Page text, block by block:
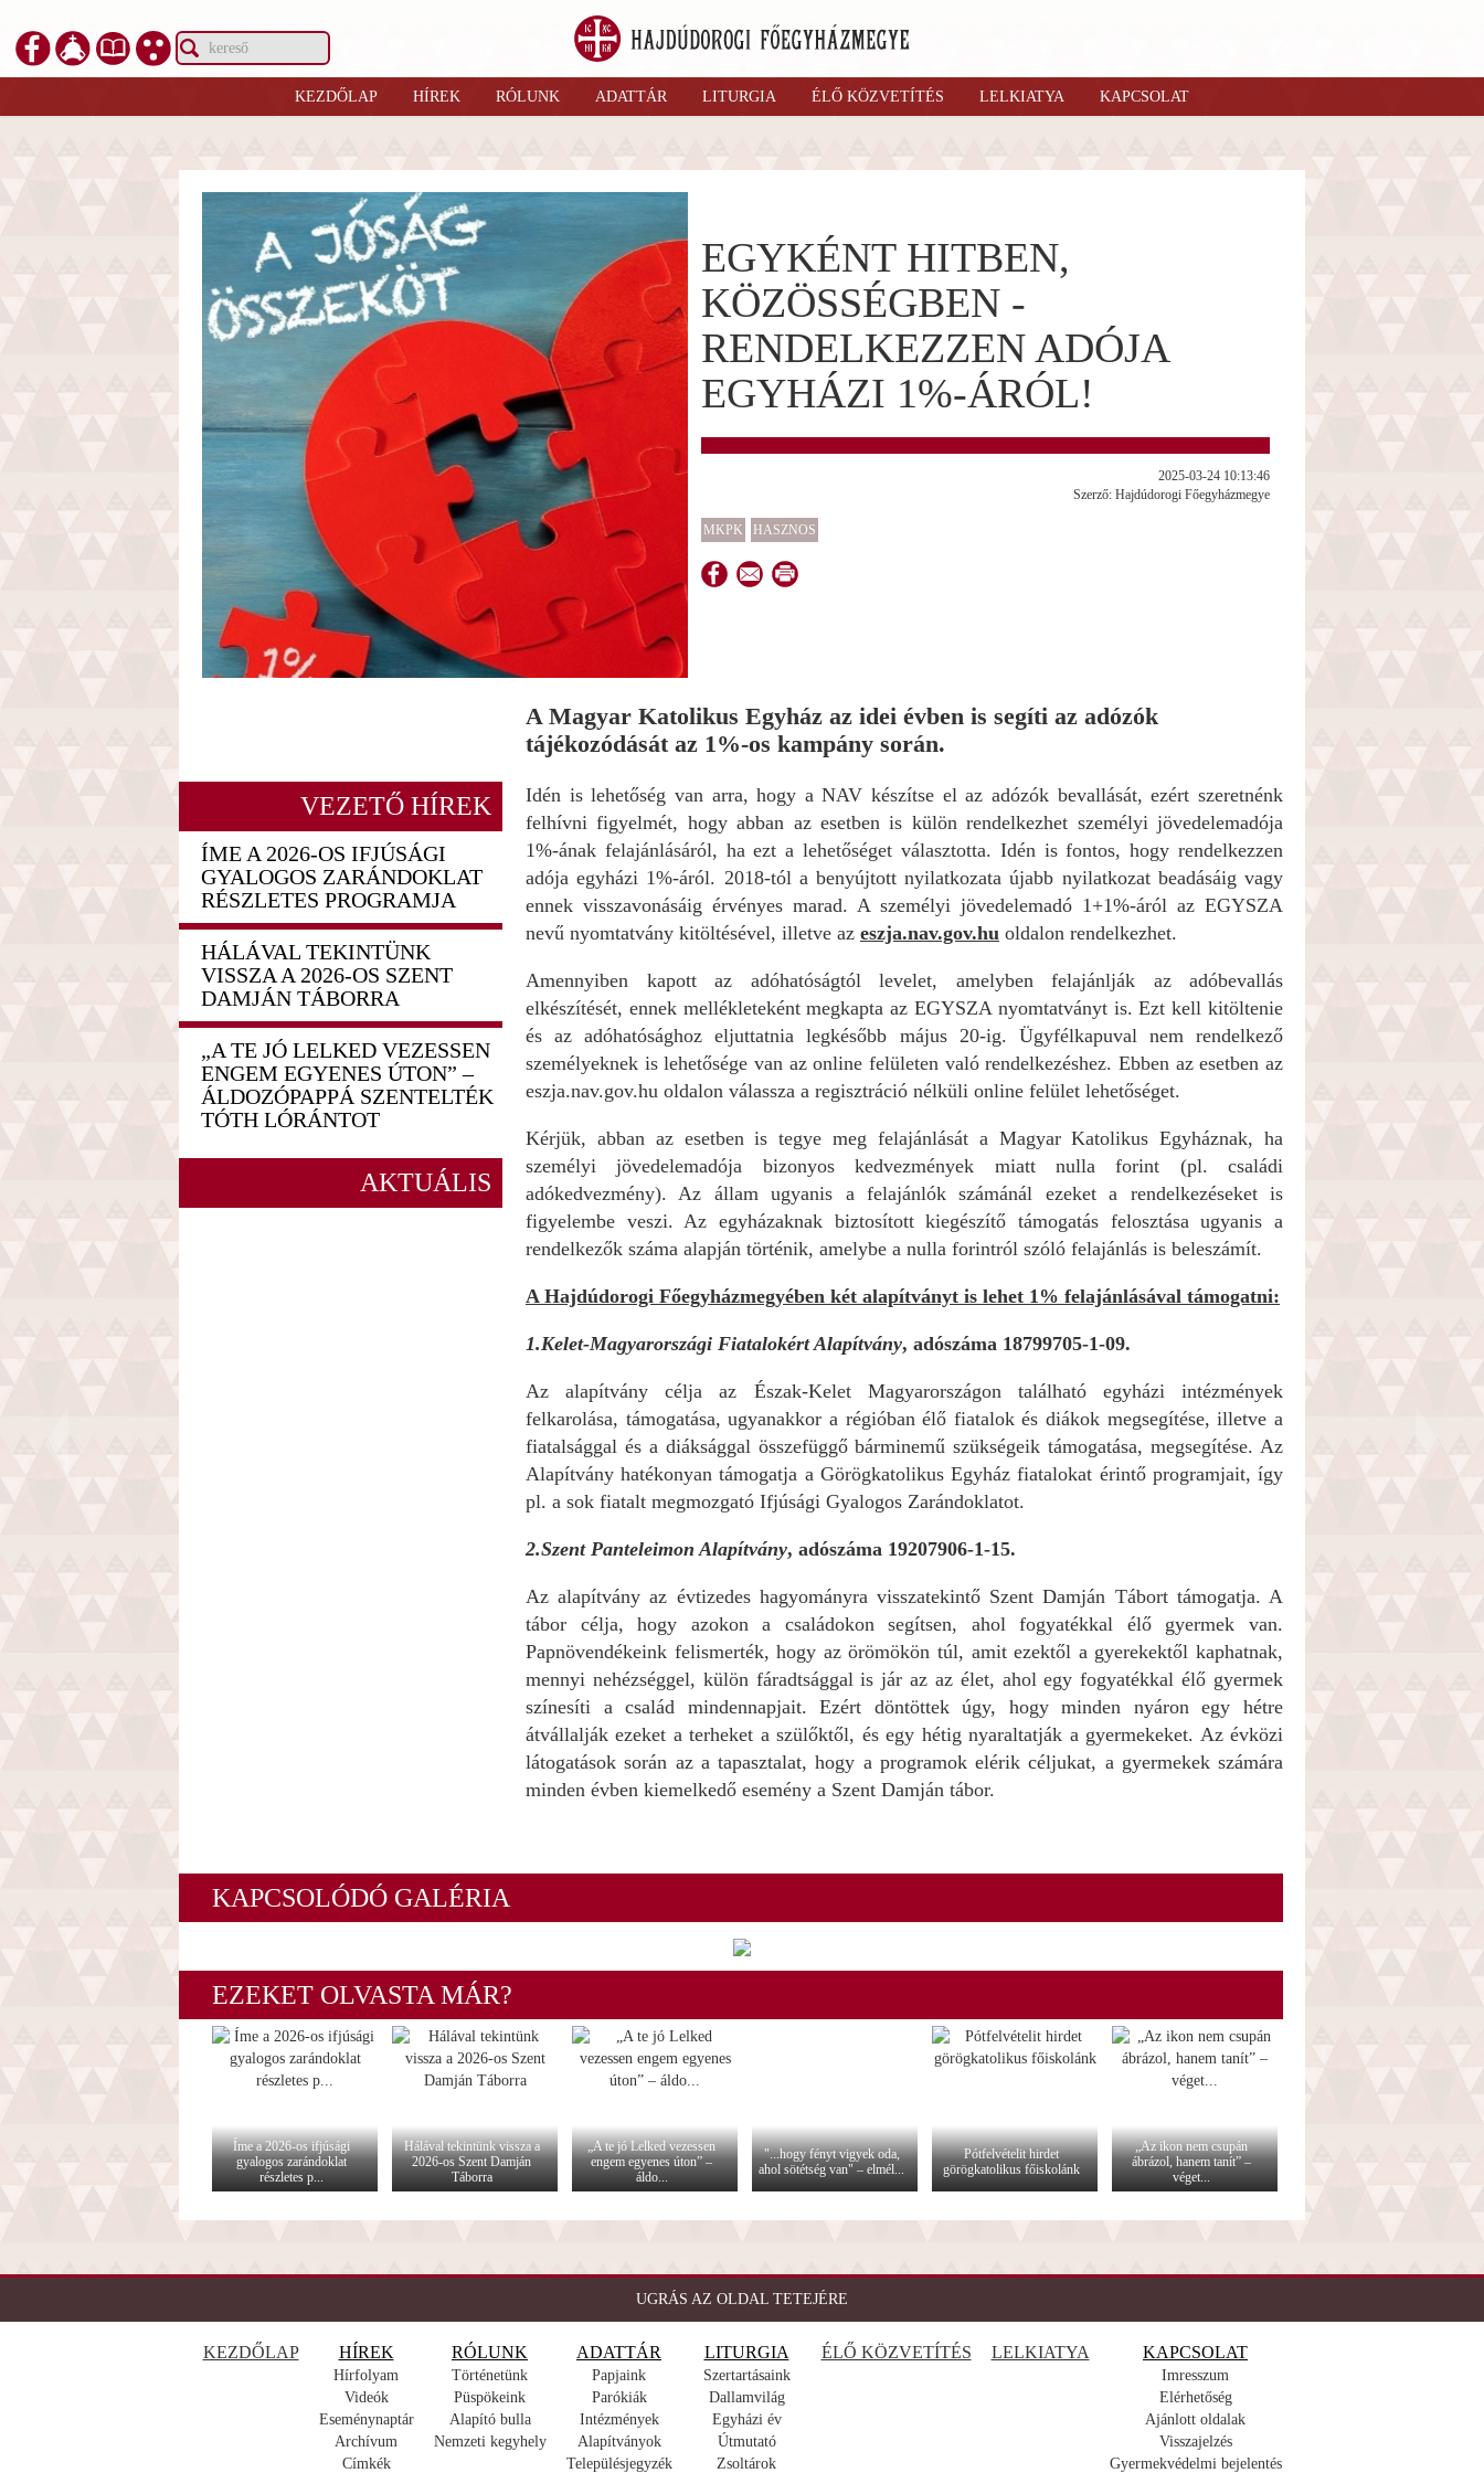
KEZDŐLAP HÍREK RÓLUNK ADATTÁR LITURGIA ÉLŐ KÖZVETÍTÉS LELKIATYA KAPCSOLAT
EGYKÉNT HITBEN,
KÖZÖSSÉGBEN -
RENDELKEZZEN ADÓJA
EGYHÁZI 1%-ÁRÓL!
2025-03-24 10:13:46
Szerző: Hajdúdorogi Főegyházmegye
MKPK HASZNOS
A Magyar Katolikus Egyház az idei évben is segíti az adózók
tájékozódását az 1%-os kampány során.
Idén is lehetőség van arra, hogy a NAV készítse el az adózók bevallását, ezért szeretnénk
felhívni figyelmét, hogy abban az esetben is külön rendelkezhet személyi jövedelemadója
1%-ának felajánlásáról, ha ezt a lehetőséget választotta. Idén is fontos, hogy rendelkezzen
adója egyházi 1%-áról. 2018-tól a benyújtott nyilatkozata újabb nyilatkozat beadásáig vagy
ennek visszavonásáig érvényes marad. A személyi jövedelemadó 1+1%-áról az EGYSZA
nevű nyomtatvány kitöltésével, illetve az eszja.nav.gov.hu oldalon rendelkezhet.
Amennyiben kapott az adóhatóságtól levelet, amelyben felajánlják az adóbevallás
elkészítését, ennek mellékleteként megkapta az EGYSZA nyomtatványt is. Ezt kell kitöltenie
és az adóhatósághoz eljuttatnia legkésőbb május 20-ig. Ügyfélkapuval nem rendelkező
személyeknek is lehetősége van az online felületen való rendelkezéshez. Ebben az esetben az
eszja.nav.gov.hu oldalon válassza a regisztráció nélküli online felület lehetőséget.
Kérjük, abban az esetben is tegye meg felajánlását a Magyar Katolikus Egyháznak, ha
személyi jövedelemadója bizonyos kedvezmények miatt nulla forint (pl. családi
adókedvezmény). Az állam ugyanis a felajánlók számánál ezeket a rendelkezéseket is
figyelembe veszi. Az egyházaknak biztosított kiegészítő támogatás felosztása ugyanis a
rendelkezők száma alapján történik, amelybe a nulla forintról szóló felajánlás is beleszámít.
A Hajdúdorogi Főegyházmegyében két alapítványt is lehet 1% felajánlásával támogatni:
1.Kelet-Magyarországi Fiatalokért Alapítvány, adószáma 18799705-1-09.
Az alapítvány célja az Észak-Kelet Magyarországon található egyházi intézmények
felkarolása, támogatása, ugyanakkor a régióban élő fiatalok és diákok megsegítése, illetve a
fiatalsággal és a diáksággal összefüggő bárminemű szükségeik támogatása, megsegítése. Az
Alapítvány hatékonyan támogatja a Görögkatolikus Egyház fiatalokat érintő programjait, így
pl. a sok fiatalt megmozgató Ifjúsági Gyalogos Zarándoklatot.
2.Szent Panteleimon Alapítvány, adószáma 19207906-1-15.
Az alapítvány az évtizedes hagyományra visszatekintő Szent Damján Tábort támogatja. A
tábor célja, hogy azokon a családokon segítsen, ahol fogyatékkal élő gyermek van.
Papnövendékeink felismerték, hogy az örömökön túl, amit ezektől a gyerekektől kaphatnak,
mennyi nehézséggel, külön fáradtsággal is jár az az élet, ahol egy fogyatékkal élő gyermek
színesíti a család mindennapjait. Ezért döntöttek úgy, hogy minden nyáron egy hétre
átvállalják ezeket a terheket a szülőktől, és egy hétig nyaraltatják a gyermekeket. Az évközi
látogatások során az a tapasztalat, hogy a programok elérik céljukat, a gyermekek számára
minden évben kiemelkedő esemény a Szent Damján tábor.
VEZETŐ HÍREK
ÍME A 2026-OS IFJÚSÁGI
GYALOGOS ZARÁNDOKLAT
RÉSZLETES PROGRAMJA
HÁLÁVAL TEKINTÜNK
VISSZA A 2026-OS SZENT
DAMJÁN TÁBORRA
„A TE JÓ LELKED VEZESSEN
ENGEM EGYENES ÚTON” –
ÁLDOZÓPAPPÁ SZENTELTÉK
TÓTH LÓRÁNTOT
AKTUÁLIS
KAPCSOLÓDÓ GALÉRIA
EZEKET OLVASTA MÁR?
Íme a 2026-os ifjúsági
gyalogos zarándoklat
részletes p...
Hálával tekintünk vissza a
2026-os Szent Damján
Táborra
„A te jó Lelked vezessen
engem egyenes úton” –
áldo...
"...hogy fényt vigyek oda,
ahol sötétség van" – elmél...
Pótfelvételit hirdet
görögkatolikus főiskolánk
„Az ikon nem csupán
ábrázol, hanem tanít” –
véget...
UGRÁS AZ OLDAL TETEJÉRE
KEZDŐLAP HÍREK
Hírfolyam
Videók
Eseménynaptár
Archívum
Címkék
RÓLUNK
Történetünk
Püspökeink
Alapító bulla
Nemzeti kegyhely
ADATTÁR
Papjaink
Parókiák
Intézmények
Alapítványok
Településjegyzék
LITURGIA
Szertartásaink
Dallamvilág
Egyházi év
Útmutató
Zsoltárok
ÉLŐ KÖZVETÍTÉS LELKIATYA KAPCSOLAT
Imresszum
Elérhetőség
Ajánlott oldalak
Visszajelzés
Gyermekvédelmi bejelentés